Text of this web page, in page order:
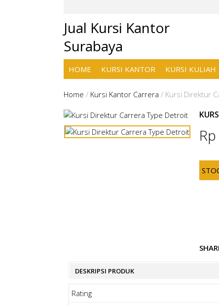
Jual Kursi Kantor
Surabaya
HOME KURSI KANTOR KURSI KULIAH
Home / Kursi Kantor Carrera / Kursi Direktur
Rp
DESKRIPSI PRODUK
Rating